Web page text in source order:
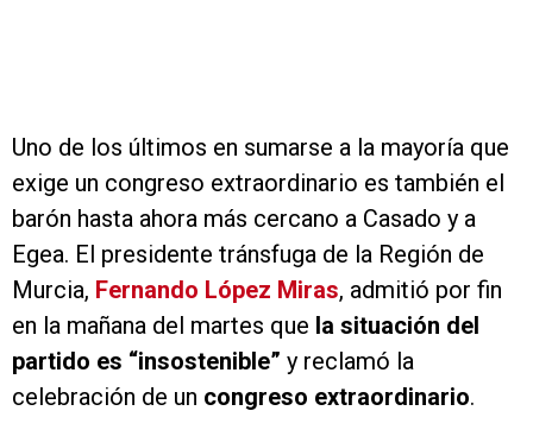
Uno de los últimos en sumarse a la mayoría que
exige un congreso extraordinario es también el
barón hasta ahora más cercano a Casado y a
Egea. El presidente tránsfuga de la Región de
Murcia, Fernando López Miras, admitió por fin
en la mañana del martes que la situación del
partido es “insostenible” y reclamó la
celebración de un congreso extraordinario.